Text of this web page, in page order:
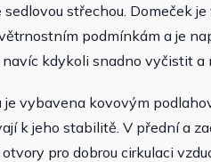
střechou. Domeček
podmínkám a je
kdykoli snadno vyčistit a
vybavena kovovým
k jeho stabilitě. V přední a
pro dobrou cirkulaci